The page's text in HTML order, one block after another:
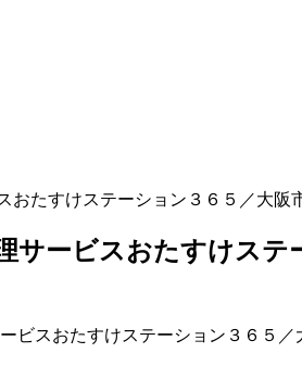
おたすけステーション３６５／大
サービスおたすけス